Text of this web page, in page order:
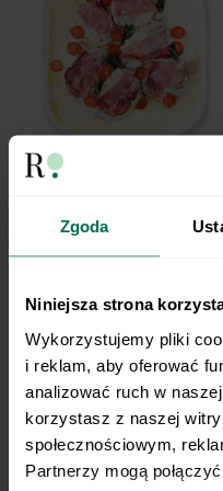
Zgoda
Niniejsza strona
Wykorzystujemy pliki
i reklam, aby oferować
analizować ruch w
korzystasz z naszej
społecznościowym,
Partnerzy mogą
Polędwiczki z szynką